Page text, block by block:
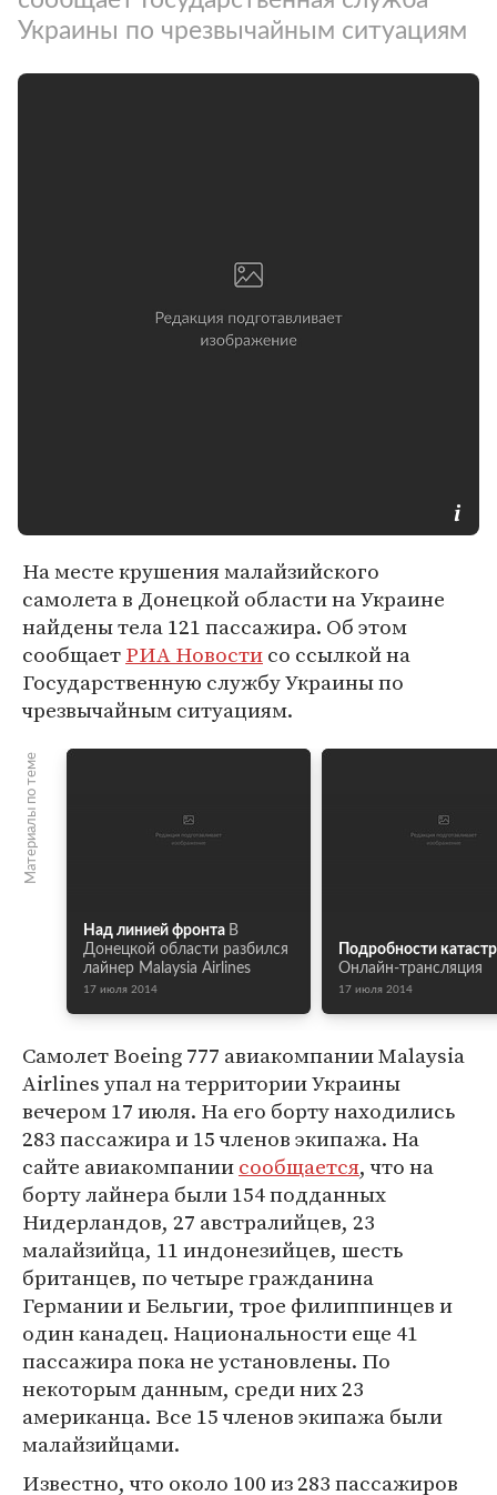
Украины по чрезвычайным ситуациям
На месте крушения малайзийского
самолета в Донецкой области на Украине
найдены тела 121 пассажира. Об этом
сообщаетРИА Новостисо ссылкой на
Государственную службу Украины по
чрезвычайным ситуациям.
Материалы по теме
Над линией фронта В
Донецкой области разбился
лайнер Malaysia Airlines
17 июля 2014
Подробности
Онлайн-трансляция
17 июля 2014
Самолет Boeing 777 авиакомпании Malaysia
Airlines упал на территории Украины
вечером 17 июля. На его борту находились
283 пассажира и 15 членов экипажа. На
сайте авиакомпаниисообщается, что на
борту лайнера были 154 подданных
Нидерландов, 27 австралийцев, 23
малайзийца, 11 индонезийцев, шесть
британцев, по четыре гражданина
Германии и Бельгии, трое филиппинцев и
один канадец. Национальности еще 41
пассажира пока не установлены. По
некоторым данным, среди них 23
американца. Все 15 членов экипажа были
малайзийцами.
Известно, что около 100 из 283 пассажиров